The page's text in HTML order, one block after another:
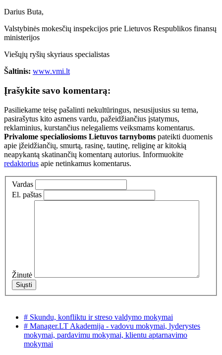
Darius Buta,
Valstybinės mokesčių inspekcijos prie Lietuvos Respublikos finansų
ministerijos
Viešųjų ryšių skyriaus specialistas
Šaltinis: www.vmi.lt
Įrašykite savo komentarą:
Pasiliekame teisę pašalinti nekultūringus, nesusijusius su tema,
pasirašytus kito asmens vardu, pažeidžiančius įstatymus,
reklaminius, kurstančius nelegaliems veiksmams komentarus.
Privalome specialiosioms Lietuvos tarnyboms pateikti duomenis
apie įžeidžiančių, smurtą, rasinę, tautinę, religinę ar kitokią
neapykantą skatinančių komentarų autorius. Informuokite
redaktorius apie netinkamus komentarus.
Vardas
El. paštas
Žinutė
# Skundu, konfliktu ir streso valdymo mokymai
# Manager.LT Akademija - vadovu mokymai, lyderystes
mokymai, pardavimu mokymai, klientu aptarnavimo
mokymai